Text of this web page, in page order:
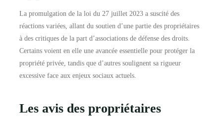
La promulgation de la loi du 27 juillet 2023 a suscité des
réactions variées, allant du soutien d’une partie des propriétaires
à des critiques de la part d’associations de défense des droits.
Certains voient en elle une avancée essentielle pour protéger la
propriété privée, tandis que d’autres soulignent sa rigueur
excessive face aux enjeux sociaux actuels.
Les avis des propriétaires